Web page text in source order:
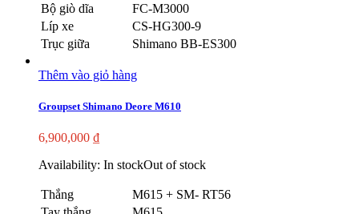
Bộ giò dĩa
FC-M3000
Líp xe
CS-HG300-9
Trục giữa
Shimano BB-ES300
Thêm vào giỏ hàng
Groupset Shimano Deore M610
6,900,000 ₫
Availability: In stockOut of stock
Thắng
M615 + SM- RT56